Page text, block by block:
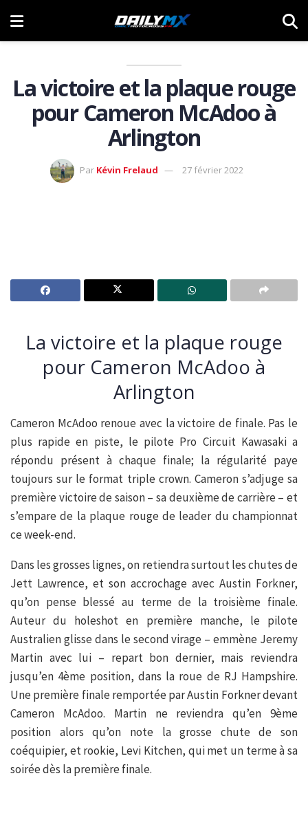
La victoire et la plaque rouge
pour Cameron McAdoo à
Arlington
Par Kévin Frelaud 27 février 2022
La victoire et la plaque rouge
pour Cameron McAdoo à
Arlington
Cameron McAdoo renoue avec la victoire de finale. Pas le
plus rapide en piste, le pilote Pro Circuit Kawasaki a
répondu présent à chaque finale; la régularité paye
toujours sur le format triple crown. Cameron s’adjuge sa
première victoire de saison – sa deuxième de carrière – et
s’empare de la plaque rouge de leader du championnat
ce week-end.
Dans les grosses lignes, on retiendra surtout les chutes de
Jett Lawrence, et son accrochage avec Austin Forkner,
qu’on pense blessé au terme de la troisième finale.
Auteur du holeshot en première manche, le pilote
Australien glisse dans le second virage – emmène Jeremy
Martin avec lui – repart bon dernier, mais reviendra
jusqu’en 4ème position, dans la roue de RJ Hampshire.
Une première finale remportée par Austin Forkner devant
Cameron McAdoo. Martin ne reviendra qu’en 9ème
position alors qu’on note la grosse chute de son
coéquipier, et rookie, Levi Kitchen, qui met un terme à sa
soirée dès la première finale.